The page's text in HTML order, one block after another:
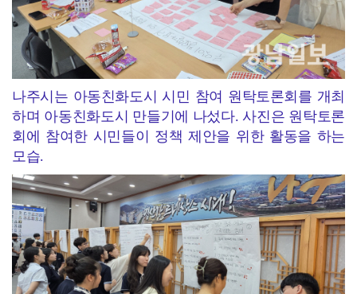
나주시는 아동친화도시 시민 참여 원탁토론회를 개최
하며 아동친화도시 만들기에 나섰다. 사진은 원탁토론
회에 참여한 시민들이 정책 제안을 위한 활동을 하는
모습.